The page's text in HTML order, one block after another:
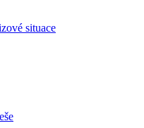
situace